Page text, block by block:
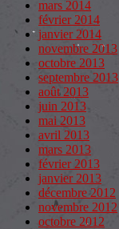
mars 2014
février 2014
janvier 2014
novembre 2013
octobre 2013
septembre 2013
août 2013
juin 2013
mai 2013
avril 2013
mars 2013
février 2013
janvier 2013
décembre 2012
novembre 2012
octobre 2012